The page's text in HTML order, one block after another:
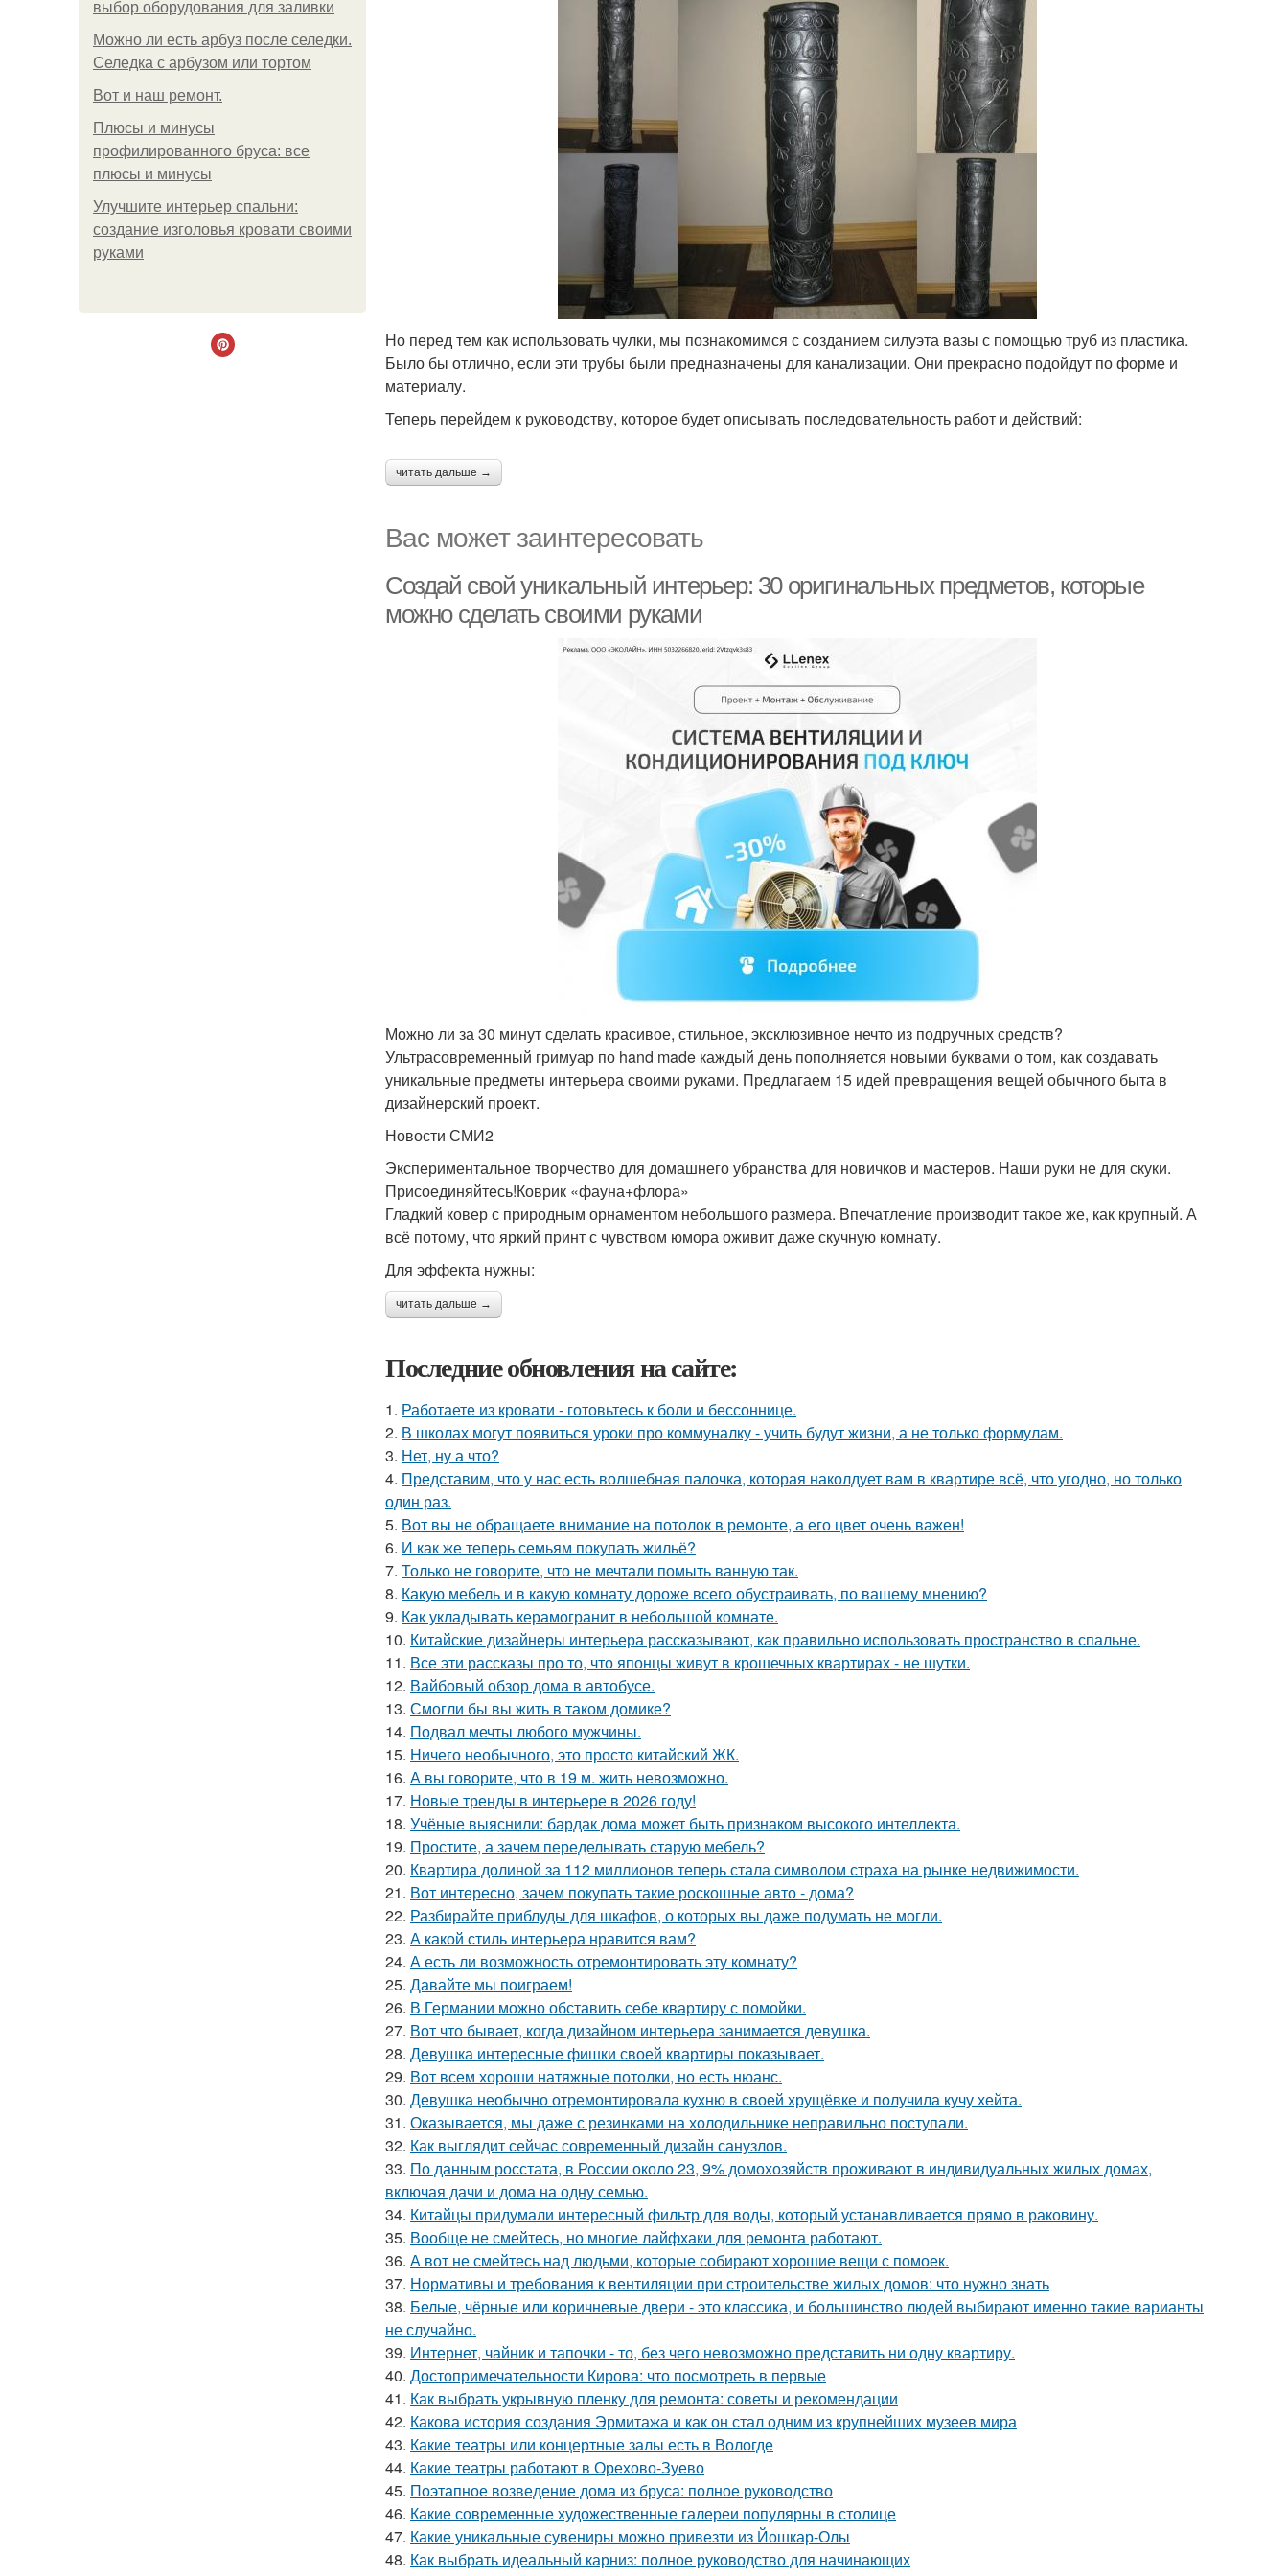
выбор оборудования для заливки
Можно ли есть арбуз после селедки.
Селедка с арбузом или тортом
Boт и наш ремoнт.
Плюсы и минусы
профилированного бруса: все
плюсы и минусы
Улучшите интерьер спальни:
создание изголовья кровати своими
руками
Но перед тем как использовать чулки, мы познакомимся с созданием силуэта вазы с помощью труб из пластика.
Было бы отлично, если эти трубы были предназначены для канализации. Они прекрасно подойдут по форме и
материалу.
Теперь перейдем к руководству, которое будет описывать последовательность работ и действий:
читать дальше →
Вас может заинтересовать
Создай свой уникальный интерьер: 30 оригинальных предметов, которые
можно сделать своими руками
Можно ли за 30 минут сделать красивое, стильное, эксклюзивное нечто из подручных средств?
Ультрасовременный гримуар по hand made каждый день пополняется новыми буквами о том, как создавать
уникальные предметы интерьера своими руками. Предлагаем 15 идей превращения вещей обычного быта в
дизайнерский проект.
Новости СМИ2
Экспериментальное творчество для домашнего убранства для новичков и мастеров. Наши руки не для скуки.
Присоединяйтесь!Коврик «фауна+флора»
Гладкий ковер с природным орнаментом небольшого размера. Впечатление производит такое же, как крупный. А
всё потому, что яркий принт с чувством юмора оживит даже скучную комнату.
Для эффекта нужны:
читать дальше →
Последние обновления на сайте:
1. Работаете из кровати - готовьтесь к боли и бессоннице.
2. В школах могут появиться уроки про коммуналку - учить будут жизни, а не только формулам.
3. Нет, ну а что?
4. Представим, что у нас есть волшебная палочка, которая наколдует вам в квартире всё, что угодно, но только
один раз.
5. Вот вы не обращаете внимание на потолок в ремонте, а его цвет очень важен!
6. И как же теперь семьям покупать жильё?
7. Только не говорите, что не мечтали помыть ванную так.
8. Какую мебель и в какую комнату дороже всего обустраивать, по вашему мнению?
9. Как укладывать керамогранит в небольшой комнате.
10. Китайские дизайнеры интерьера рассказывают, как правильно использовать пространство в спальне.
11. Все эти рассказы про то, что японцы живут в крошечных квартирах - не шутки.
12. Вайбовый обзор дома в автобусе.
13. Смогли бы вы жить в таком домике?
14. Подвал мечты любого мужчины.
15. Ничего необычного, это просто китайский ЖК.
16. А вы говорите, что в 19 м. жить невозможно.
17. Новые тренды в интерьере в 2026 году!
18. Учёные выяснили: бардак дома может быть признаком высокого интеллекта.
19. Простите, а зачем переделывать старую мебель?
20. Квартира долиной за 112 миллионов теперь стала символом страха на рынке недвижимости.
21. Вот интересно, зачем покупать такие роскошные авто - дома?
22. Разбирайте приблуды для шкафов, о которых вы даже подумать не могли.
23. А какой стиль интерьера нравится вам?
24. А есть ли возможность отремонтировать эту комнату?
25. Давайте мы поиграем!
26. В Германии можно обставить себе квартиру с помойки.
27. Вот что бывает, когда дизайном интерьера занимается девушка.
28. Девушка интересные фишки своей квартиры показывает.
29. Вот всем хороши натяжные потолки, но есть нюанс.
30. Девушка необычно отремонтировала кухню в своей хрущёвке и получила кучу хейта.
31. Оказывается, мы даже с резинками на холодильнике неправильно поступали.
32. Как выглядит сейчас современный дизайн санузлов.
33. По данным росстата, в России около 23, 9% домохозяйств проживают в индивидуальных жилых домах,
включая дачи и дома на одну семью.
34. Китайцы придумали интересный фильтр для воды, который устанавливается прямо в раковину.
35. Вообще не смейтесь, но многие лайфхаки для ремонта работают.
36. А вот не смейтесь над людьми, которые собирают хорошие вещи с помоек.
37. Нормативы и требования к вентиляции при строительстве жилых домов: что нужно знать
38. Белые, чёрные или коричневые двери - это классика, и большинство людей выбирают именно такие варианты
не случайно.
39. Интернет, чайник и тапочки - то, без чего невозможно представить ни одну квартиру.
40. Достопримечательности Кирова: что посмотреть в первые
41. Как выбрать укрывную пленку для ремонта: советы и рекомендации
42. Какова история создания Эрмитажа и как он стал одним из крупнейших музеев мира
43. Какие театры или концертные залы есть в Вологде
44. Какие театры работают в Орехово-Зуево
45. Поэтапное возведение дома из бруса: полное руководство
46. Какие современные художественные галереи популярны в столице
47. Какие уникальные сувениры можно привезти из Йошкар-Олы
48. Как выбрать идеальный карниз: полное руководство для начинающих